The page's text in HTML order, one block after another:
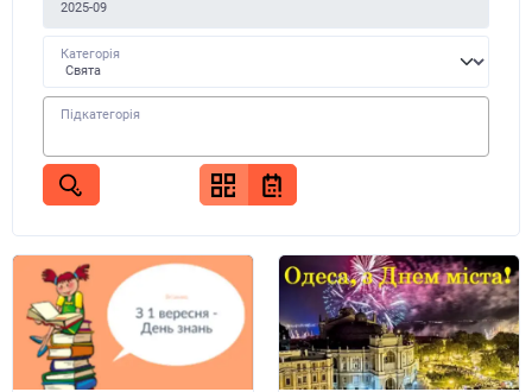
Категорія
Підкатегорія